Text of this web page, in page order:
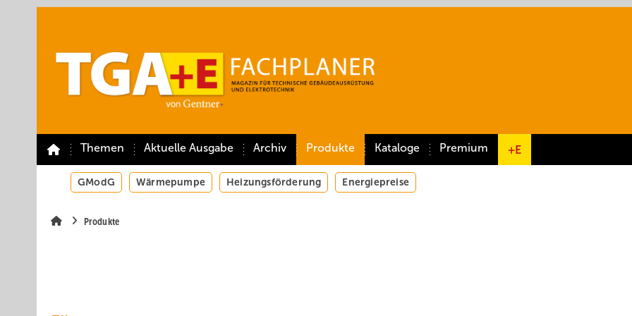
Themen Aktuelle Ausgabe Archiv Produkte Kataloge Premium +E
GModG Wärmepumpe Heizungsförderung Energiepreise
Produkte